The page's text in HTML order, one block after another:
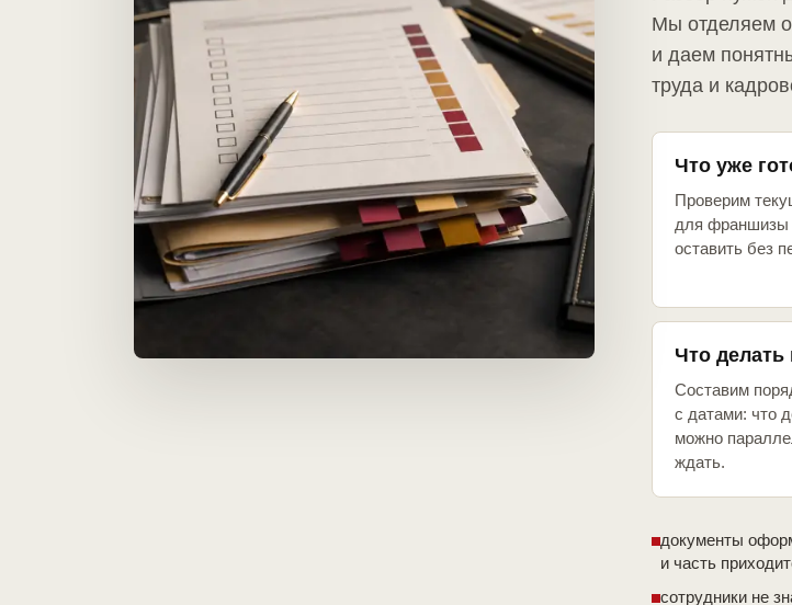
Мы отделяем
и даем
труда и
Что уже
Проверим
для франшизы
оставить без
Что
Составим
с датами: что
можно
ждать.
документы
и часть
сотрудники не